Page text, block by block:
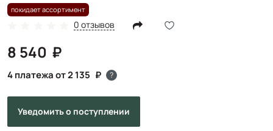
покидает ассортимент
0 отзывов
8 540
4 платежа от 2 135 ?
Уведомитьо поступлении